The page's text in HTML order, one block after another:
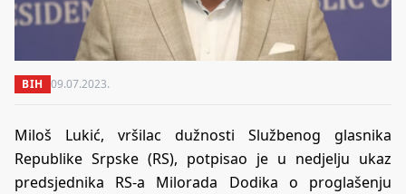
BIH 09.07.2023.
Miloš Lukić, vršilac dužnosti Službenog glasnika
Republike Srpske (RS), potpisao je u nedjelju ukaz
predsjednika RS-a Milorada Dodika o proglašenju